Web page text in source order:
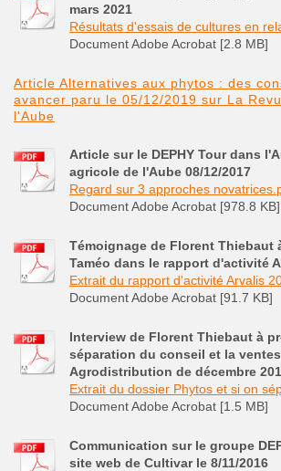
mars 2021
Résultats d'essais de cultures en
Document Adobe Acrobat [2.8 MB]
Article Alternatives aux phytos : des
avancer paru le 05/12/2019 sur La
l'Aube
Article sur le DEPHY Tour dans
agricole de l'Aube 08/12/2017
Regard sur 3 approches
Document Adobe Acrobat [978.8 KB]
Témoignage de Florent Thiebaut
Taméo dans le rapport d'activité
Extrait du rapport d'activité Arvalis
Document Adobe Acrobat [91.7 KB]
Interview de Florent Thiebaut à
séparation du conseil et la
Agrodistribution de décembre
Extrait du dossier Phytos et si on
Document Adobe Acrobat [1.5 MB]
Communication sur le groupe
site web de Cultivar le 8/11/2016